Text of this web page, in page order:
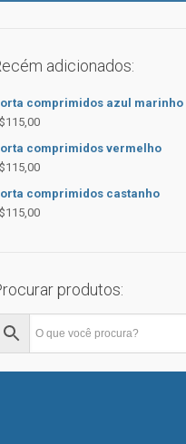
adicionados:
comprimidos azul marinho
115,00
comprimidos vermelho
115,00
comprimidos castanho
115,00
produtos: